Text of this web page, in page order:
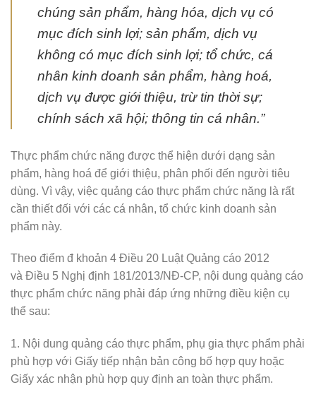
chúng sản phẩm, hàng hóa, dịch vụ có
mục đích sinh lợi; sản phẩm, dịch vụ
không có mục đích sinh lợi; tổ chức, cá
nhân kinh doanh sản phẩm, hàng hoá,
dịch vụ được giới thiệu, trừ tin thời sự;
chính sách xã hội; thông tin cá nhân.”
Thực phẩm chức năng được thể hiện dưới dạng sản
phẩm, hàng hoá để giới thiệu, phân phối đến người tiêu
dùng. Vì vậy, việc quảng cáo thực phẩm chức năng là rất
cần thiết đối với các cá nhân, tổ chức kinh doanh sản
phẩm này.
Theo điểm đ khoản 4 Điều 20 Luật Quảng cáo 2012
và Điều 5 Nghị định 181/2013/NĐ-CP, nội dung quảng cáo
thực phẩm chức năng phải đáp ứng những điều kiện cụ
thể sau:
1. Nội dung quảng cáo thực phẩm, phụ gia thực phẩm phải
phù hợp với Giấy tiếp nhận bản công bố hợp quy hoặc
Giấy xác nhận phù hợp quy định an toàn thực phẩm.